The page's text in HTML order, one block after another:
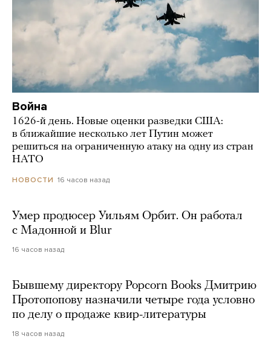
Война
1626-й день. Новые оценки разведки США:
в ближайшие несколько лет Путин может
решиться на ограниченную атаку на одну из стран
НАТО
НОВОСТИ 16 часов назад
Умер продюсер Уильям Орбит. Он работал
с Мадонной и Blur
16 часов назад
Бывшему директору Popcorn Books Дмитрию
Протопопову назначили четыре года условно
по делу о продаже квир-литературы
18 часов назад